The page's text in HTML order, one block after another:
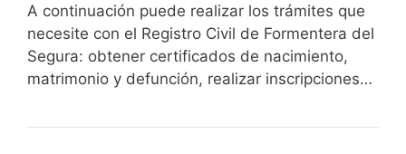
A continuación puede realizar los trámites que
necesite con el Registro Civil de Formentera del
Segura: obtener certificados de nacimiento,
matrimonio y defunción, realizar inscripciones…